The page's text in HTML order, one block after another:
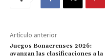
Artículo anterior
Juegos Bonaerenses 2026:
avanzan las clasificaciones a la